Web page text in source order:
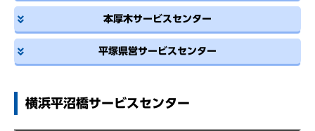
本厚木サービスセンター
平塚県営サービスセンター
横浜平沼橋サービスセンター